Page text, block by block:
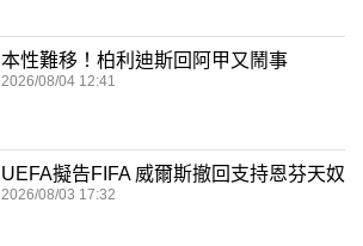
本性難移！柏利迪斯回阿甲又鬧事
2026/08/04 12:41
UEFA擬告FIFA 威爾斯撤回支持恩芬天奴
2026/08/03 17:32